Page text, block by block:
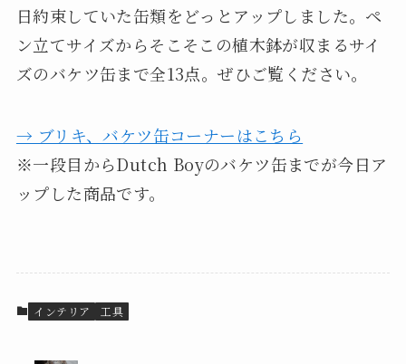
日約束していた缶類をどっとアップしました。ペ
ン立てサイズからそこそこの植木鉢が収まるサイ
ズのバケツ缶まで全13点。ぜひご覧ください。
→ ブリキ、バケツ缶コーナーはこちら
※一段目からDutch Boyのバケツ缶までが今日ア
ップした商品です。
インテリア 工具